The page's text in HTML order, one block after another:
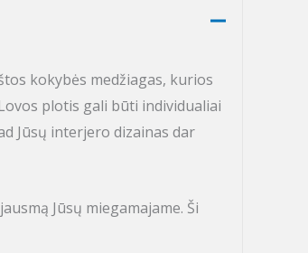
kokybės medžiagas, kurios
plotis gali būti individualiai
Jūsų interjero dizainas dar
Jūsų miegamajame. Ši